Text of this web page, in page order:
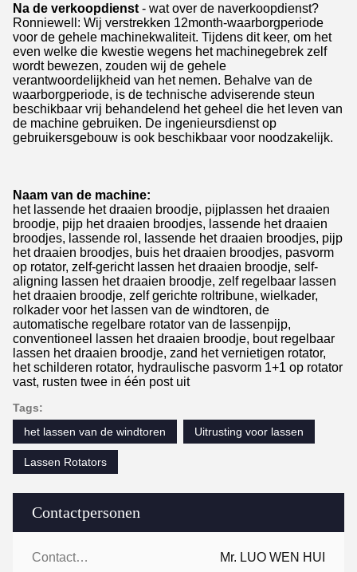
Contactpersonen
Contactpersonen: Mr. LUO WEN HUI
Na de verkoopdienst - wat over de naverkoopdienst?
Ronniewell: Wij verstrekken 12month-waarborgperiode
voor de gehele machinekwaliteit. Tijdens dit keer, om het
even welke die kwestie wegens het machinegebrek zelf
wordt bewezen, zouden wij de gehele
verantwoordelijkheid van het nemen. Behalve van de
waarborgperiode, is de technische adviserende steun
beschikbaar vrij behandelend het geheel die het leven van
de machine gebruiken. De ingenieursdienst op
gebruikersgebouw is ook beschikbaar voor noodzakelijk.
Naam van de machine:
het lassende het draaien broodje, pijplassen het draaien
broodje, pijp het draaien broodjes, lassende het draaien
broodjes, lassende rol, lassende het draaien broodjes, pijp
het draaien broodjes, buis het draaien broodjes, pasvorm
op rotator, zelf-gericht lassen het draaien broodje, self-
aligning lassen het draaien broodje, zelf regelbaar lassen
het draaien broodje, zelf gerichte roltribune, wielkader,
rolkader voor het lassen van de windtoren, de
automatische regelbare rotator van de lassenpijp,
conventioneel lassen het draaien broodje, bout regelbaar
lassen het draaien broodje, zand het vernietigen rotator,
het schilderen rotator, hydraulische pasvorm 1+1 op rotator
vast, rusten twee in één post uit
Tags:
het lassen van de windtoren
Uitrusting voor lassen
Lassen Rotators